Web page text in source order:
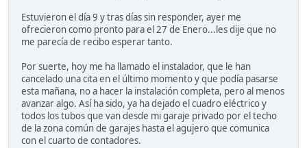
Estuvieron el día 9 y tras días sin responder, ayer me
ofrecieron como pronto para el 27 de Enero...les dije que no
me parecía de recibo esperar tanto.
Por suerte, hoy me ha llamado el instalador, que le han
cancelado una cita en el último momento y que podía pasarse
esta mañana, no a hacer la instalación completa, pero al menos
avanzar algo. Así ha sido, ya ha dejado el cuadro eléctrico y
todos los tubos que van desde mi garaje privado por el techo
de la zona común de garajes hasta el agujero que comunica
con el cuarto de contadores.